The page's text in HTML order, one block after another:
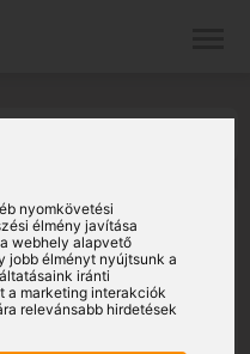
nyomkövetési
élmény javítása
a webhely alapvető
jobb élményt nyújtsunk a
iránti
a marketing interakciók
relevánsabb hirdetések
tagunk
tagokkal) kapcsolatba
mert azt írja, van